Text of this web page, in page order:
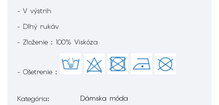
- V výstrih
- Dlhý rukáv
- Zloženie : 100% Viskóza
- Ošetrenie :
Kategória: Dámska móda